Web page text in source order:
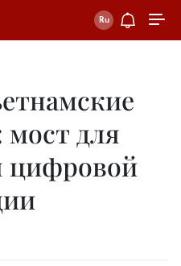
мост для
цифровой